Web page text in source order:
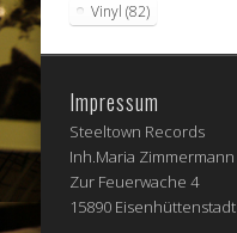
Vinyl (82)
Impressum
Steeltown Records
Inh.Maria Zimmermann
Zur Feuerwache 4
15890 Eisenhüttenstadt